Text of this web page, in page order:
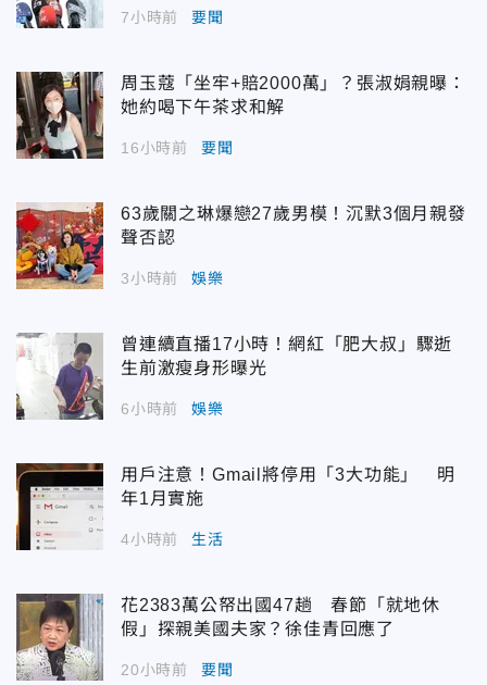
7小時前 要聞
周玉蔻「坐牢+賠2000萬」？張淑娟親曝：
她約喝下午茶求和解
16小時前 要聞
63歲關之琳爆戀27歲男模！沉默3個月親發
聲否認
3小時前 娛樂
曾連續直播17小時！網紅「肥大叔」驟逝
生前激瘦身形曝光
6小時前 娛樂
用戶注意！Gmail將停用「3大功能」 明
年1月實施
4小時前 生活
花2383萬公帑出國47趟 春節「就地休
假」探親美國夫家？徐佳青回應了
20小時前 要聞